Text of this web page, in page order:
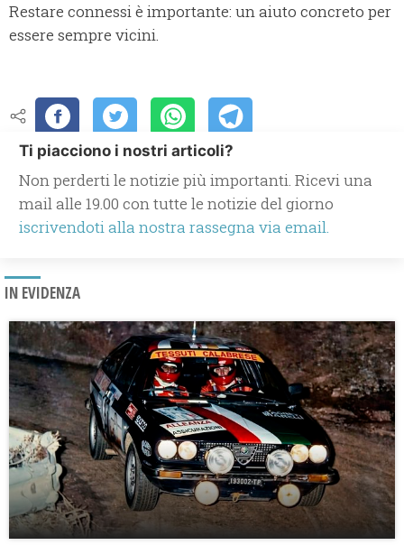
Restare connessi è importante: un aiuto concreto per
essere sempre vicini.
Ti piacciono i nostri articoli?
Non perderti le notizie più importanti. Ricevi una
mail alle 19.00 con tutte le notizie del giorno
iscrivendoti alla nostra rassegna via email.
IN EVIDENZA